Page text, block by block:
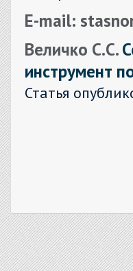
E-mail:
Величко С.С.
инструмент
Статья